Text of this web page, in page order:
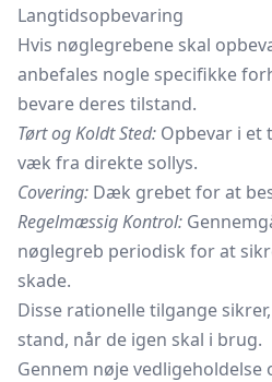
Langtidsopbevaring
Hvis nøglegrebene skal
anbefales nogle specifikke
bevare deres tilstand.
Tørt og Koldt Sted: Opbevar i
væk fra direkte sollys.
Covering: Dæk grebet for at
Regelmæssig Kontrol:
nøglegreb periodisk for at
skade.
Disse rationelle tilgange
stand, når de igen skal i brug.
Gennem nøje